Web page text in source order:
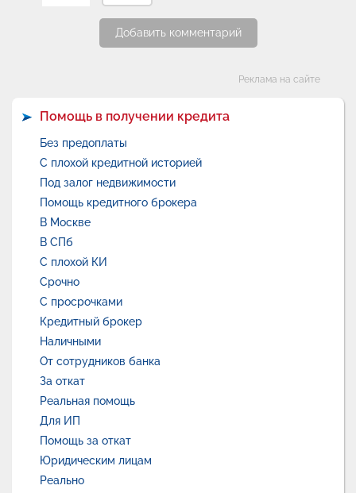
Добавить комментарий
Реклама на сайте
Помощь в получении кредита
Без предоплаты
С плохой кредитной историей
Под залог недвижимости
Помощь кредитного брокера
В Москве
В СПб
С плохой КИ
Срочно
С просрочками
Кредитный брокер
Наличными
От сотрудников банка
За откат
Реальная помощь
Для ИП
Помощь за откат
Юридическим лицам
Реально